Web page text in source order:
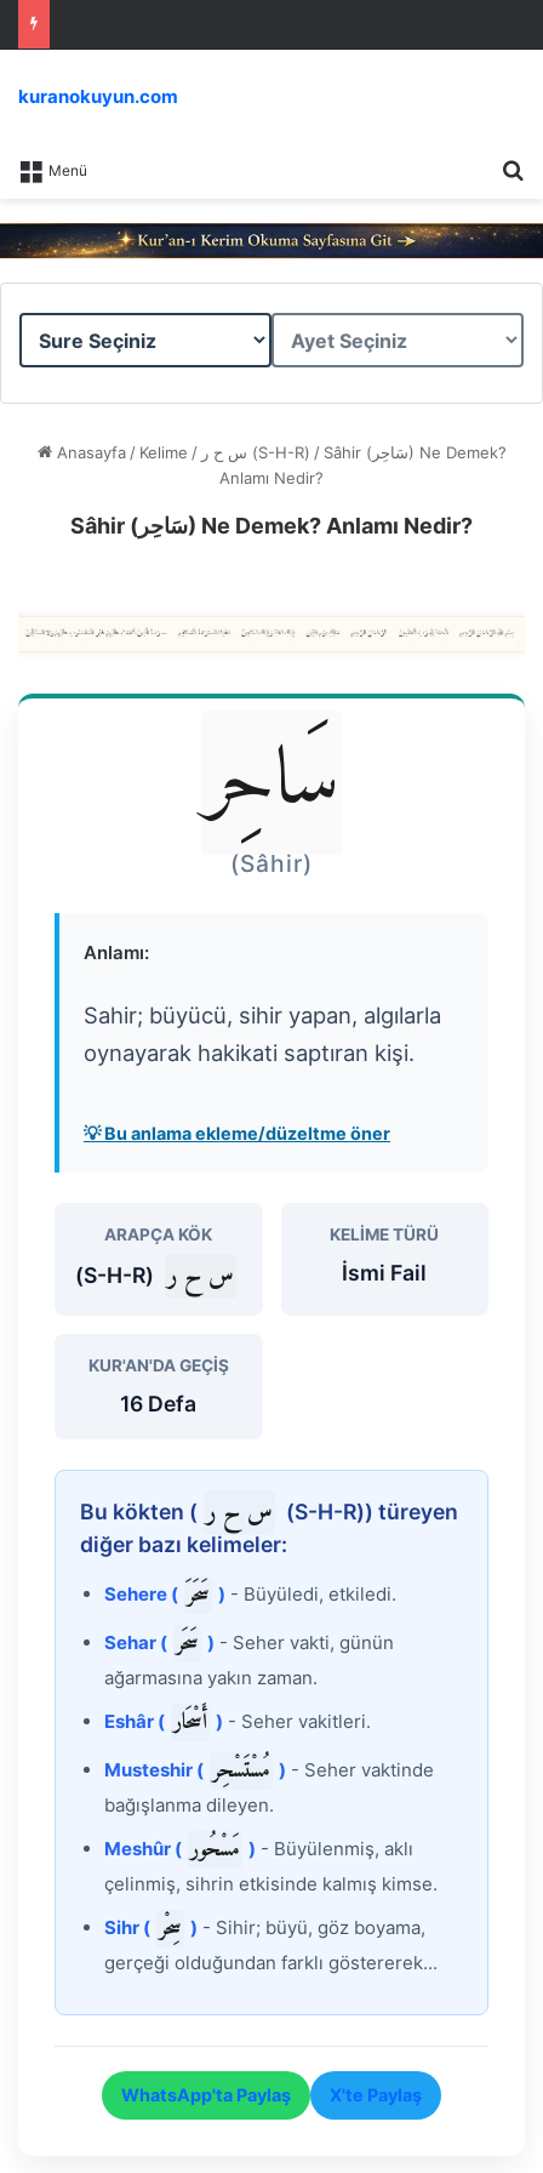
Menü
kuranokuyun.com
Sure
Ayet
Anasayfa / Kelime / س ح ر (S-H-R) / Sâhir (سَاحِر) Ne Demek?
Anlamı Nedir?
Sâhir (سَاحِر) Ne Demek? Anlamı Nedir?
سَاحِر
(Sâhir)
Anlamı:
Sahir; büyücü, sihir yapan, algılarla
oynayarak hakikati saptıran kişi.
💡 Bu anlama ekleme/düzeltme öner
ARAPÇA KÖK
س ح ر (S-H-R)
KELIME TÜRÜ
İsmi Fail
KUR'AN'DA GEÇIŞ
16 Defa
Bu kökten ( س ح ر
(S-H-R)) türeyen
diğer bazı kelimeler:
Sehere ( سَحَرَ ) - Büyüledi, etkiledi.
Sehar ( سَحَر ) - Seher vakti, günün
ağarmasına yakın zaman.
Eshâr ( أَسْحَار ) - Seher vakitleri.
Musteshir ( مُسْتَسْحِر ) - Seher vaktinde
bağışlanma dileyen.
Meshûr ( مَسْحُور ) - Büyülenmiş, aklı
çelinmiş, sihrin etkisinde kalmış kimse.
Sihr ( سِحْر ) - Sihir; büyü, göz boyama,
gerçeği olduğundan farklı göstererek...
WhatsApp'ta Paylaş X'te Paylaş